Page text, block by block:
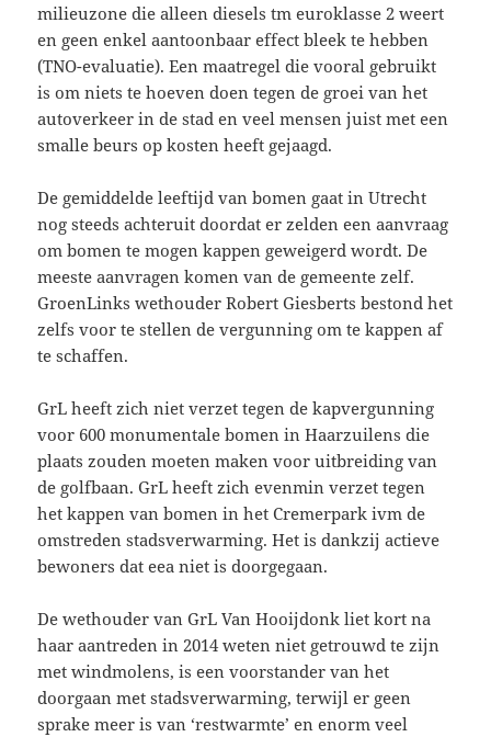
milieuzone die alleen diesels tm euroklasse 2 weert
en geen enkel aantoonbaar effect bleek te hebben
(TNO-evaluatie). Een maatregel die vooral gebruikt
is om niets te hoeven doen tegen de groei van het
autoverkeer in de stad en veel mensen juist met een
smalle beurs op kosten heeft gejaagd.
De gemiddelde leeftijd van bomen gaat in Utrecht
nog steeds achteruit doordat er zelden een aanvraag
om bomen te mogen kappen geweigerd wordt. De
meeste aanvragen komen van de gemeente zelf.
GroenLinks wethouder Robert Giesberts bestond het
zelfs voor te stellen de vergunning om te kappen af
te schaffen.
GrL heeft zich niet verzet tegen de kapvergunning
voor 600 monumentale bomen in Haarzuilens die
plaats zouden moeten maken voor uitbreiding van
de golfbaan. GrL heeft zich evenmin verzet tegen
het kappen van bomen in het Cremerpark ivm de
omstreden stadsverwarming. Het is dankzij actieve
bewoners dat eea niet is doorgegaan.
De wethouder van GrL Van Hooijdonk liet kort na
haar aantreden in 2014 weten niet getrouwd te zijn
met windmolens, is een voorstander van het
doorgaan met stadsverwarming, terwijl er geen
sprake meer is van ‘restwarmte’ en enorm veel